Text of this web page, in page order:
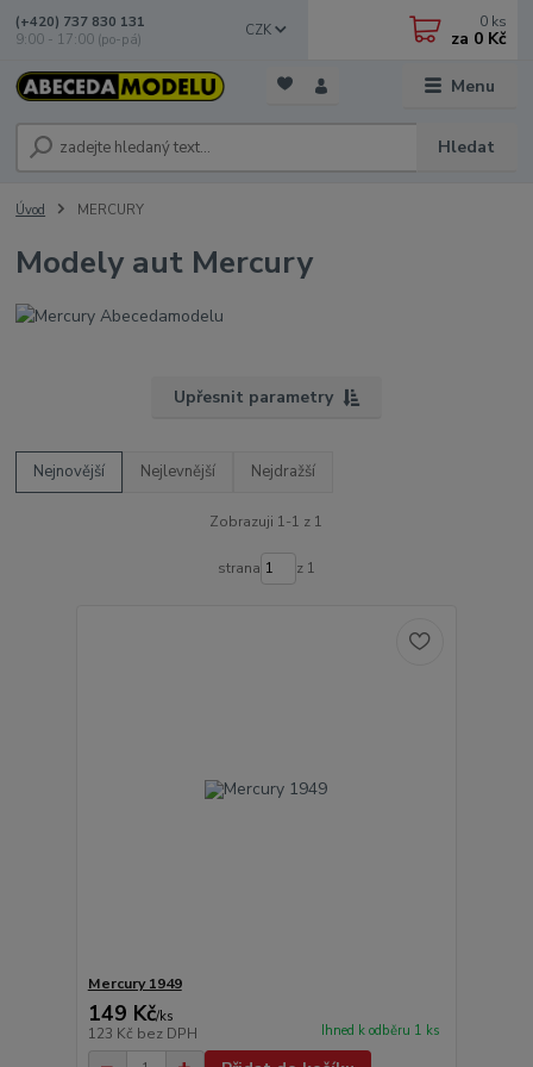
Menu
CZK
Hledat
(+420) 737 830 131
9:00 - 17:00 (po-pá)
0 ks
za 0 Kč
Úvod MERCURY
Modely aut Mercury
Upřesnit parametry
Nejnovější Nejlevnější Nejdražší
Zobrazuji 1-1 z 1
strana z 1
Mercury 1949
149 Kč/ks
123 Kč bez DPH Ihned k odběru 1 ks